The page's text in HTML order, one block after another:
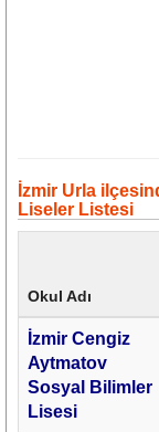
İzmir Urla
Liseler Listesi
Okul Adı
İzmir Cengiz
Aytmatov
Sosyal Bilimler
Lisesi